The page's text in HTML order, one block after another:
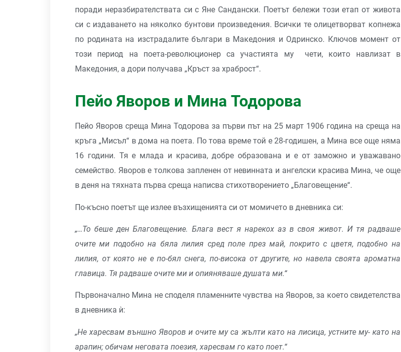
поради неразбирателствата си с Яне Сандански. Поетът бележи този етап от живота
си с издаването на няколко бунтови произведения. Всички те олицетворват копнежа
по родината на изстрадалите българи в Македония и Одринско. Ключов момент от
този период на поета-революционер са участията му чети, които навлизат в
Македония, а дори получава „Кръст за храброст“.
Пейо Яворов и Мина Тодорова
Пейо Яворов среща Мина Тодорова за първи път на 25 март 1906 година на среща на
кръга „Мисъл“ в дома на поета. По това време той е 28-годишен, а Мина все още няма
16 години. Тя е млада и красива, добре образована и е от заможно и уважавано
семейство. Яворов е толкова запленен от невинната и ангелски красива Мина, че още
в деня на тяхната първа среща написва стихотворението „Благовещение“.
По-късно поетът ще излее възхищенията си от момичето в дневника си:
„…То беше ден Благовещение. Блага вест я нарекох аз в своя живот. И тя радваше
очите ми подобно на бяла лилия сред поле през май, покрито с цветя, подобно на
лилия, от която не е по-бял снега, по-висока от другите, но навела своята ароматна
главица. Тя радваше очите ми и опияняваше душата ми.“
Първоначално Мина не споделя пламенните чувства на Яворов, за което свидетелства
в дневника ѝ:
„Не харесвам външно Яворов и очите му са жълти като на лисица, устните му- като на
арапин; обичам неговата поезия, харесвам го като поет.“